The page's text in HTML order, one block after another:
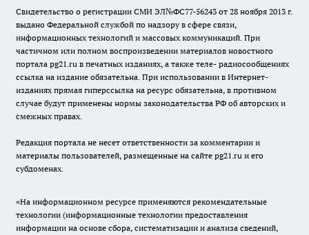
Свидетельство о регистрации СМИ ЭЛ№ФС77-56243 от 28 ноября 2013 г.
выдано Федеральной службой по надзору в сфере связи,
информационных технологий и массовых коммуникаций. При
частичном или полном воспроизведении материалов новостного
портала pg21.ru в печатных изданиях, а также теле- радиосообщениях
ссылка на издание обязательна. При использовании в Интернет-
изданиях прямая гиперссылка на ресурс обязательна, в противном
случае будут применены нормы законодательства РФ об авторских и
смежных правах.
Редакция портала не несет ответственности за комментарии и
материалы пользователей, размещенные на сайте pg21.ru и его
субдоменах.
«На информационном ресурсе применяются рекомендательные
технологии (информационные технологии предоставления
информации на основе сбора, систематизации и анализа сведений,